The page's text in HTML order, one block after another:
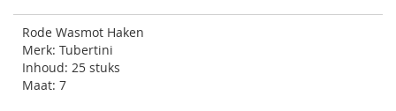
Rode Wasmot Haken
Merk: Tubertini
Inhoud: 25 stuks
Maat: 7